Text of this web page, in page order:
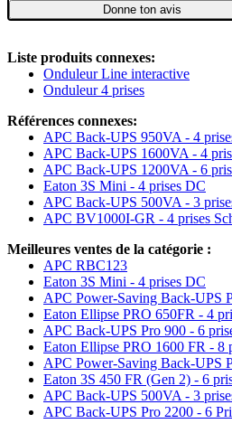
Donne ton avis
Liste produits connexes:
Onduleur Line interactive
Onduleur 4 prises
Références connexes:
APC Back-UPS 950VA - 4
APC Back-UPS 1600VA - 4
APC Back-UPS 1200VA - 6
Eaton 3S Mini - 4 prises DC
APC Back-UPS 500VA - 3
APC BV1000I-GR - 4 prises
Meilleures ventes de la catégorie :
APC RBC123
Eaton 3S Mini - 4 prises DC
APC Power-Saving Back-UPS
Eaton Ellipse PRO 650FR - 4
APC Back-UPS Pro 900 - 6
Eaton Ellipse PRO 1600 FR - 8
APC Power-Saving Back-UPS
Eaton 3S 450 FR (Gen 2) - 6
APC Back-UPS 500VA - 3
APC Back-UPS Pro 2200 - 6